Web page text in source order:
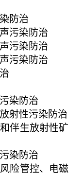
防治
污染防治
污染防治
污染防治
染防治
射性污染防治
伴生放射性矿
染防治
险管控、电磁